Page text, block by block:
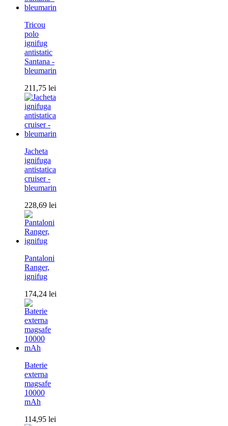
Tricou
polo
ignifug
antistatic
Santana -
bleumarin
211,75 lei
Jacheta
ignifuga
antistatica
cruiser -
bleumarin
228,69 lei
Pantaloni
Ranger,
ignifug
174,24 lei
Baterie
externa
magsafe
10000
mAh
114,95 lei